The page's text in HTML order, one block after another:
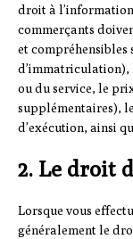
droit à
commerçants
et compréhensibles
d’immatriculation),
ou du service, le
supplémentaires),
d’exécution, ainsi
2. Le droit
Lorsque vous
généralement le